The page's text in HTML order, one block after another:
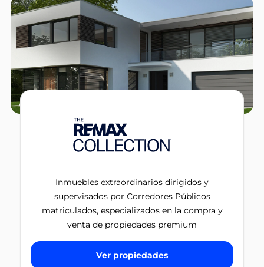
Inmuebles extraordinarios dirigidos y
supervisados por Corredores Públicos
matriculados, especializados en la compra y
venta de propiedades premium
Ver propiedades